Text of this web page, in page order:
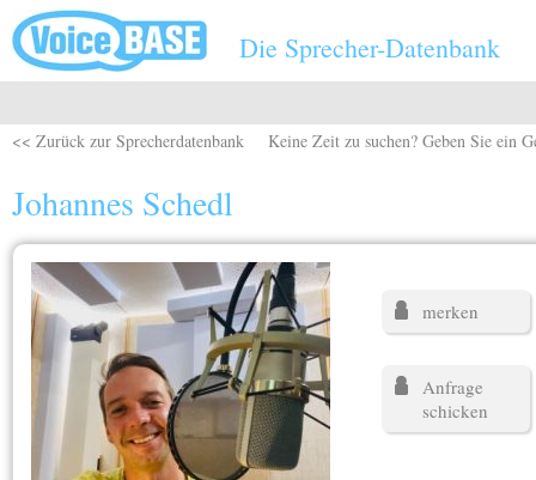
Direkt zum Inhalt
Die Sprecher-Datenbank
<< Zurück zur Sprecherdatenbank Keine Zeit zu suchen? Geben Sie ein
Johannes Schedl
merken
Anfrage
schicken